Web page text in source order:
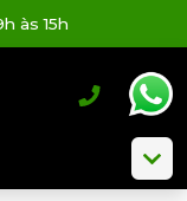
às 15h